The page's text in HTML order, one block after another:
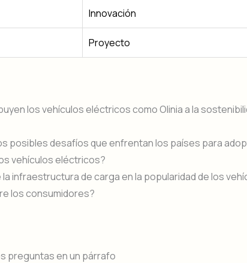
Innovación
Proyecto
los vehículos eléctricos como Olinia a la
posibles desafíos que enfrentan los países para
vehículos eléctricos?
infraestructura de carga en la popularidad de los
los consumidores?
preguntas en un párrafo